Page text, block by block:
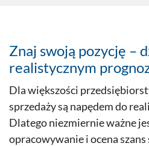
Znaj swoją pozycję –
realistycznym
Dla większości
sprzedaży są napędem do
Dlatego niezmiernie ważne
opracowywanie i ocena szans